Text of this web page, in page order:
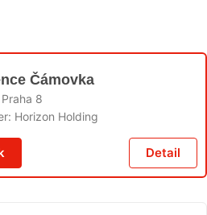
Čámovka
Praha 8
Horizon Holding
Detail